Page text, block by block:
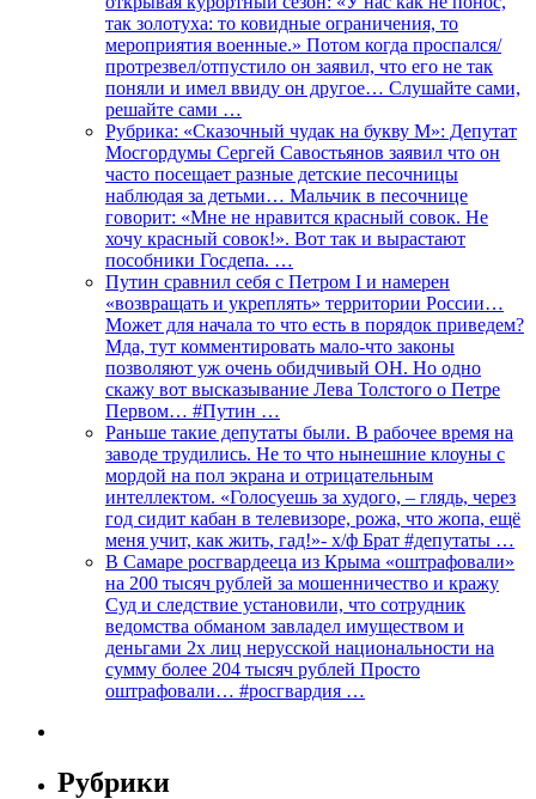
так золотуха: то ковидные ограничения, то
мероприятия военные.» Потом когда проспался/
протрезвел/отпустило он заявил, что его не так
поняли и имел ввиду он другое… Слушайте сами,
решайте сами …
Рубрика: «Сказочный чудак на букву М»: Депутат
Мосгордумы Сергей Савостьянов заявил что он
часто посещает разные детские песочницы
наблюдая за детьми… Мальчик в песочнице
говорит: «Мне не нравится красный совок. Не
хочу красный совок!». Вот так и вырастают
пособники Госдепа. …
Путин сравнил себя с Петром I и намерен
«возвращать и укреплять» территории России…
Может для начала то что есть в порядок приведем?
Мда, тут комментировать мало-что законы
позволяют уж очень обидчивый ОН. Но одно
скажу вот высказывание Лева Толстого о Петре
Первом… #Путин …
Раньше такие депутаты были. В рабочее время на
заводе трудились. Не то что нынешние клоуны с
мордой на пол экрана и отрицательным
интеллектом. «Голосуешь за худого, – глядь, через
год сидит кабан в телевизоре, рожа, что жопа, ещё
меня учит, как жить, гад!»- х/ф Брат #депутаты …
В Самаре росгвардееца из Крыма «оштрафовали»
на 200 тысяч рублей за мошенничество и кражу
Суд и следствие установили, что сотрудник
ведомства обманом завладел имуществом и
деньгами 2х лиц нерусской национальности на
сумму более 204 тысяч рублей Просто
оштрафовали… #росгвардия …
Рубрики